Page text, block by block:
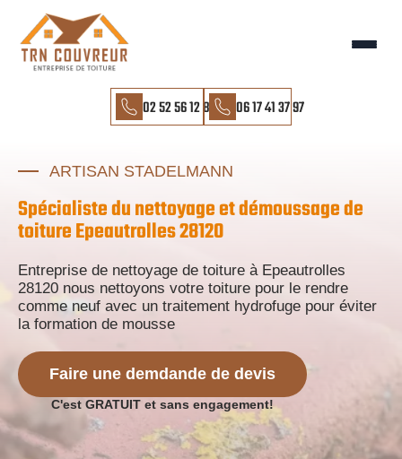
02 52 56 12 85 06 17 41 37 97
ARTISAN STADELMANN
Spécialiste du nettoyage et démoussage de
toiture Epeautrolles 28120
Entreprise de nettoyage de toiture à Epeautrolles
28120 nous nettoyons votre toiture pour le rendre
comme neuf avec un traitement hydrofuge pour éviter
la formation de mousse
Faire une demdande de devis
C'est GRATUIT et sans engagement!